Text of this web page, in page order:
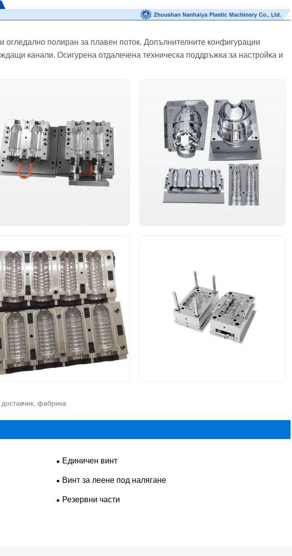
полиран за плавен поток. Допълнителните конфигурации
канали. Осигурена отдалечена техническа поддръжка за настройка и
фабрика
Единичен винт
Винт за леене под налягане
Резервни части